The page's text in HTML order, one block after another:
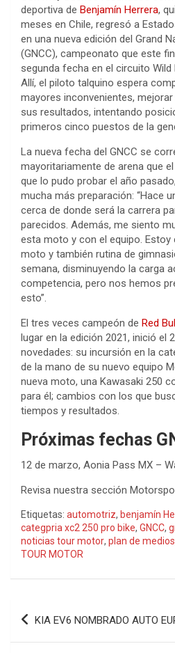
deportiva de Benjamín Herrera,
meses en Chile, regresó a
en una nueva edición del Grand
(GNCC), campeonato que este
segunda fecha en el circuito Wild
Allí, el piloto talquino espera
mayores inconvenientes,
sus resultados, intentando
primeros cinco puestos de la
La nueva fecha del GNCC se
mayoritariamente de arena que
que lo pudo probar el año
mucha más preparación: “Hace
cerca de donde será la carrera
parecidos. Además, me siento
esta moto y con el equipo.
moto y también rutina de
semana, disminuyendo la carga
competencia, pero nos hemos
esto”.
El tres veces campeón de Red
lugar en la edición 2021, inició el
novedades: su incursión en la
de la mano de su nuevo equipo
nueva moto, una Kawasaki 250
para él; cambios con los que
tiempos y resultados.
Próximas fechas
12 de marzo, Aonia Pass MX –
Revisa nuestra sección
Etiquetas: automotriz, benjamín
categpria xc2 250 pro bike, GNCC,
noticias tour motor, plan de medios
TOUR MOTOR
Navegación
KIA EV6 NOMBRADO AUTO